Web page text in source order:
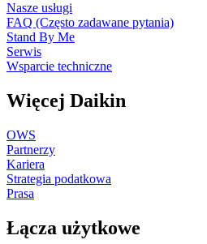
Nasze usługi
FAQ (Często zadawane pytania)
Stand By Me
Serwis
Wsparcie techniczne
Więcej Daikin
OWS
Partnerzy
Kariera
Strategia podatkowa
Prasa
Łącza użytkowe